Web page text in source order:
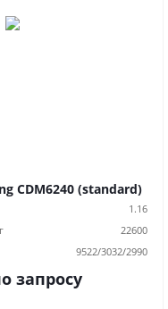
CDM6240 (standard)
1.16
22600
9522/3032/2990
запросу